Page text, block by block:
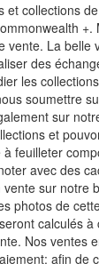
collections
La
des
les
soumettre
sur
et
feuilleter
avec des
sur notre
photos de
calculés
Nos ventes
afin de